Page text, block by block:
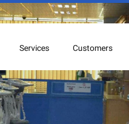
Services Customers